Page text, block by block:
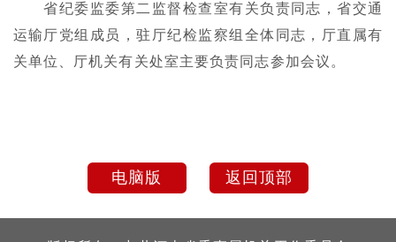
省纪委监委第二监督检查室有关负责同志，省交通
运输厅党组成员，驻厅纪检监察组全体同志，厅直属有
关单位、厅机关有关处室主要负责同志参加会议。
电脑版 返回顶部